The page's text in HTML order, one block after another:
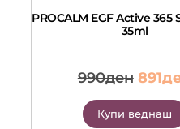
PROCALM EGF Active 365
35ml
990ден 891
Купи веднаш